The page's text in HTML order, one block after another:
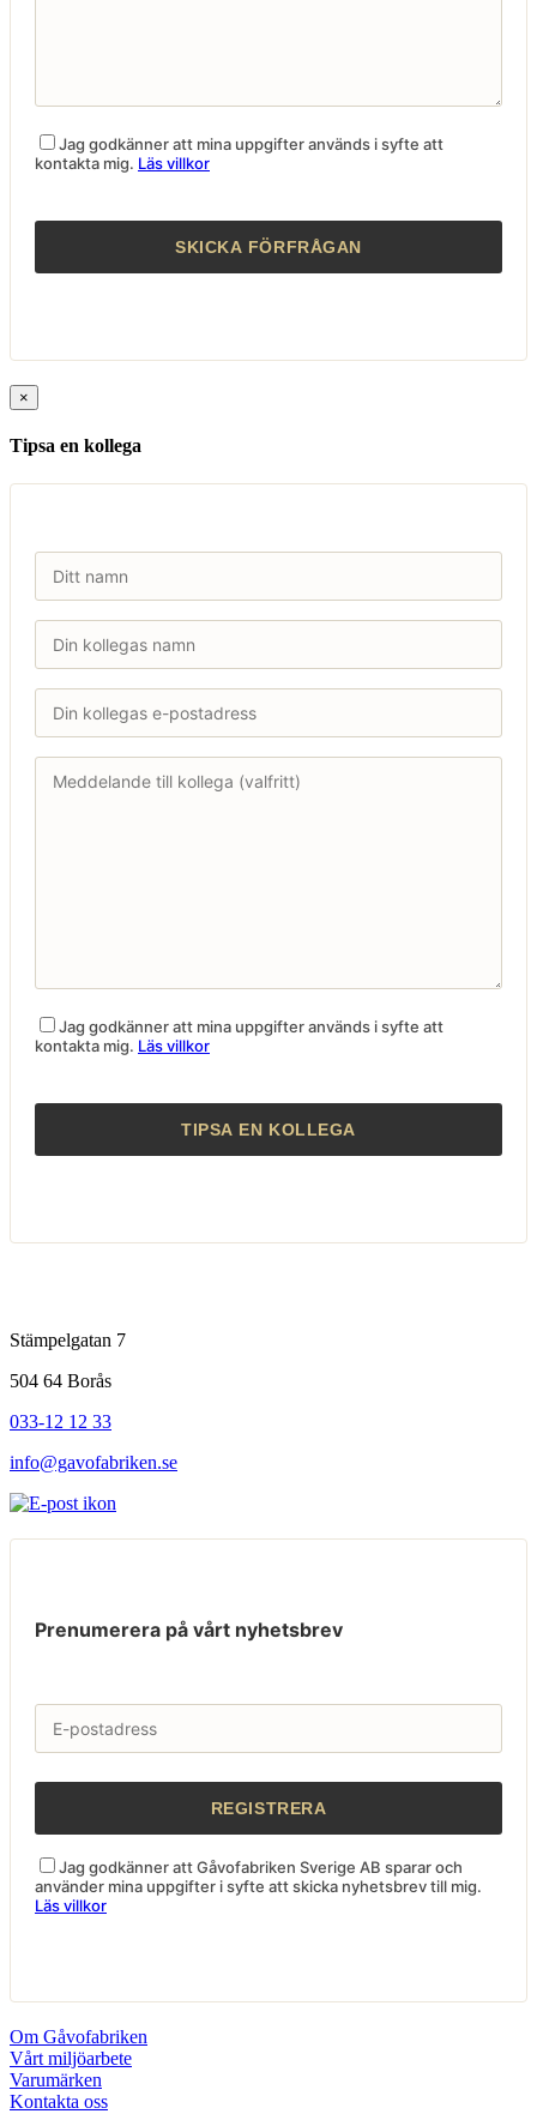
Jag godkänner att mina uppgifter används i syfte att
kontakta mig. Läs villkor
×
Tipsa en kollega
Jag godkänner att mina uppgifter används i syfte att
kontakta mig. Läs villkor
Stämpelgatan 7
504 64 Borås
033-12 12 33
info@gavofabriken.se
Prenumerera på vårt nyhetsbrev
Jag godkänner att Gåvofabriken Sverige AB sparar och
använder mina uppgifter i syfte att skicka nyhetsbrev till mig.
Läs villkor
Om Gåvofabriken
Vårt miljöarbete
Varumärken
Kontakta oss